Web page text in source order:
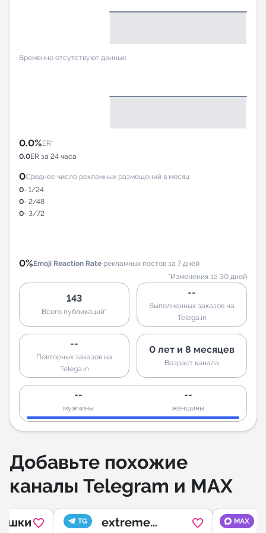
Временно отсутствуют данные
0.0%ER*
0.0ER за 24 часа
0Среднее число рекламных размещений в месяц
0- 1/24
0- 2/48
0- 3/72
0%Emoji Reaction Rate рекламных постов за 7 дней
*Изменения за 30 дней
143
Всего публикаций*
--
Выполненных заказов на
Telega.in
--
Повторных заказов на
Telega.in
0 лет и 8 месяцев
Возраст канала
--
мужчины
--
женщины
Добавьте похожие
каналы Telegram и MAX
TG
extreme
MAX